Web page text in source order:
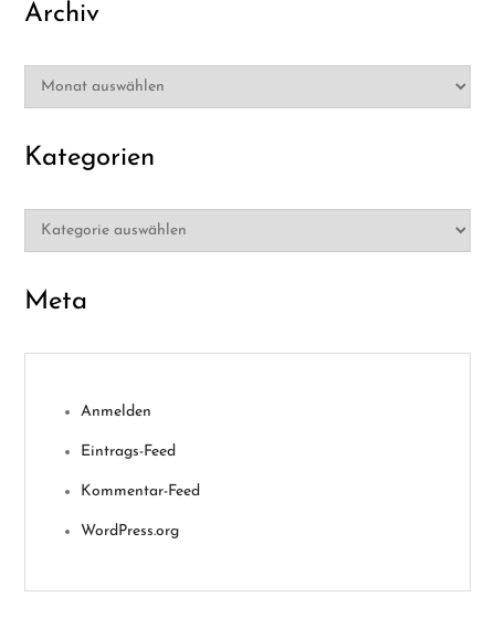
Archiv
Archiv
Kategorien
Kategorien
Meta
Anmelden
Eintrags-Feed
Kommentar-Feed
WordPress.org